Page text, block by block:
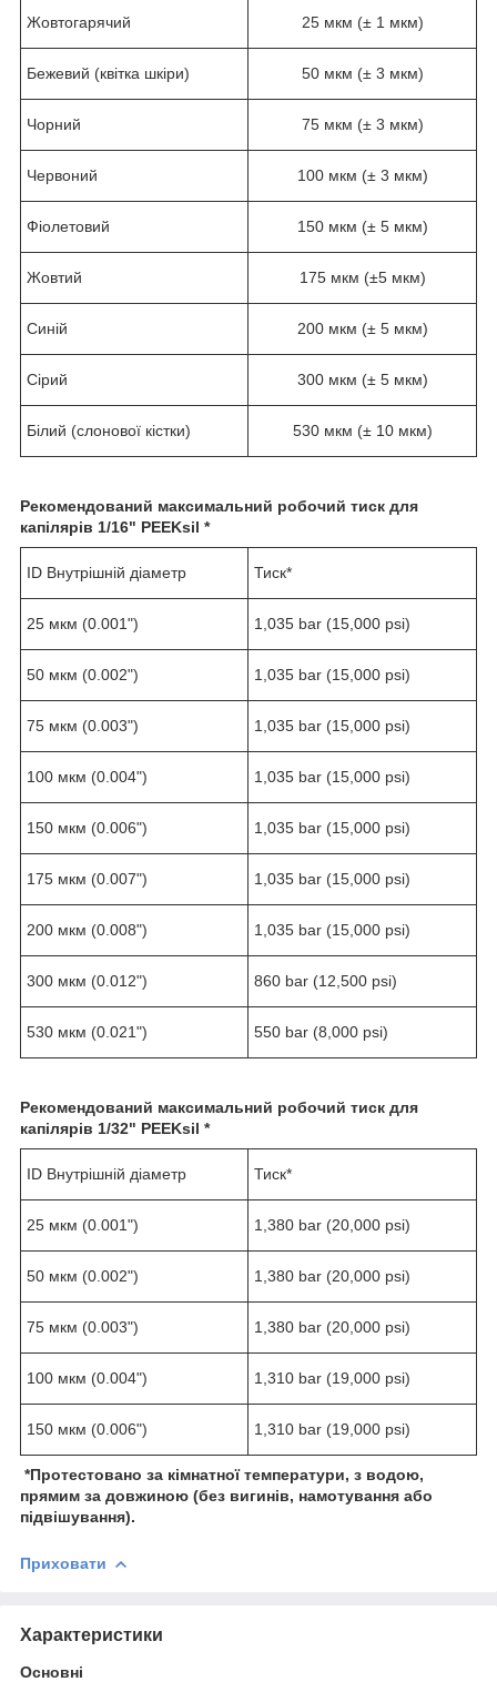
Жовтогарячий 25 мкм (± 1 мкм)
Бежевий (квітка шкіри) 50 мкм (± 3 мкм)
Чорний 75 мкм (± 3 мкм)
Червоний 100 мкм (± 3 мкм)
Фіолетовий 150 мкм (± 5 мкм)
Жовтий 175 мкм (±5 мкм)
Синій 200 мкм (± 5 мкм)
Сірий 300 мкм (± 5 мкм)
Білий (слонової кістки) 530 мкм (± 10 мкм)
Рекомендований максимальний робочий тиск для
капілярів 1/16" PEEKsil *
ID Внутрішній діаметр Тиск*
25 мкм (0.001") 1,035 bar (15,000 psi)
50 мкм (0.002") 1,035 bar (15,000 psi)
75 мкм (0.003") 1,035 bar (15,000 psi)
100 мкм (0.004") 1,035 bar (15,000 psi)
150 мкм (0.006") 1,035 bar (15,000 psi)
175 мкм (0.007") 1,035 bar (15,000 psi)
200 мкм (0.008") 1,035 bar (15,000 psi)
300 мкм (0.012") 860 bar (12,500 psi)
530 мкм (0.021") 550 bar (8,000 psi)
Рекомендований максимальний робочий тиск для
капілярів 1/32" PEEKsil *
ID Внутрішній діаметр Тиск*
25 мкм (0.001") 1,380 bar (20,000 psi)
50 мкм (0.002") 1,380 bar (20,000 psi)
75 мкм (0.003") 1,380 bar (20,000 psi)
100 мкм (0.004") 1,310 bar (19,000 psi)
150 мкм (0.006") 1,310 bar (19,000 psi)
*Протестовано за кімнатної температури, з водою,
прямим за довжиною (без вигинів, намотування або
підвішування).
Приховати
Характеристики
Основні